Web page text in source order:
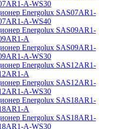
A-WS30
Energolux SAS07AR1-
A-WS40
Energolux SAS09AR1-
A
Energolux SAS09AR1-
A-WS30
Energolux SAS12AR1-
A
Energolux SAS12AR1-
A-WS30
Energolux SAS18AR1-
A
Energolux SAS18AR1-
A-WS30